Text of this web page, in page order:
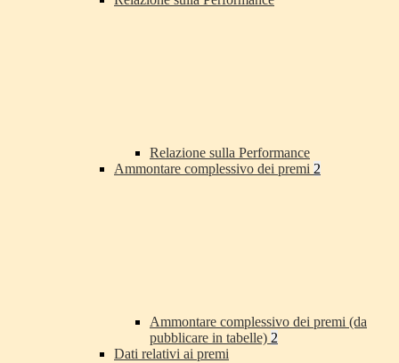
Relazione sulla Performance
Ammontare complessivo dei premi 2
Ammontare complessivo dei premi (da
pubblicare in tabelle) 2
Dati relativi ai premi